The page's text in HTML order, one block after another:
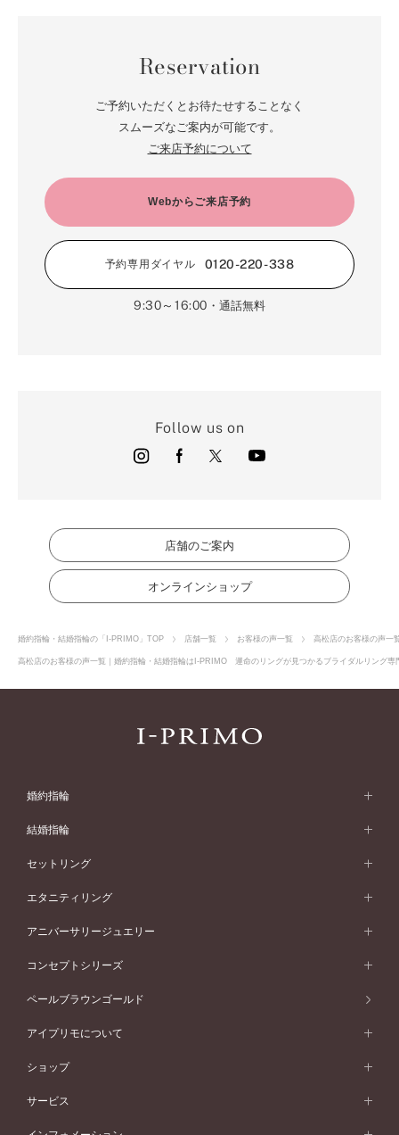
Reservation
ご予約いただくとお待たせすることなく
スムーズなご案内が可能です。
ご来店予約について
Webからご来店予約
予約専用ダイヤル 0120-220-338
9:30～16:00 ・通話無料
Follow us on
店舗のご案内
オンラインショップ
婚約指輪・結婚指輪の「I-PRIMO」TOP 店舗一覧 お客様の声一覧 高松店のお客様の声一
高松店のお客様の声一覧｜婚約指輪・結婚指輪はI-PRIMO 運命のリングが見つかるブライダルリング専
婚約指輪
婚約指輪 (エンゲージリング)
婚約指輪一覧
ピンクゴールド
ペールブラウンゴールド
ウェーブライン
V字ライン
ワンサイドメレ
ダブルサイドメレ
シンプル
フェミニン
モード
50万円台～
40万円台～
30万円台～
婚約指輪 人気ランキング
婚約ネックレス
結婚指輪
結婚指輪 (マリッジリング)
結婚指輪一覧
ピンクゴールド
ペールブラウンゴールド
ウェーブライン
V字ライン
ワンメレ
セベラルメレ
シンプル
フェミニン
モード
50万円～
40万円～50万円
セットリング
セットリング
セットリング一覧
ピンクゴールド
ペールブラウンゴールド
エタニティリング
エタニティリング
エタニティリング一覧
ピンクゴールド
ペールブラウンゴールド
アニバーサリージュエリー
アニバーサリージュエリー
アニバーサリージュエリー一覧
ファッションリング
ブレスレット
コンセプトシリーズ
コンセプトシリーズ
オリジンビリーフ
エトワル
ペールブラウンゴールド
アイプリモについて
アイプリモについて
パーソナルハンド診断
デザインへのこだわり
ショップ
店舗一覧
サービス
プロポーズサポート